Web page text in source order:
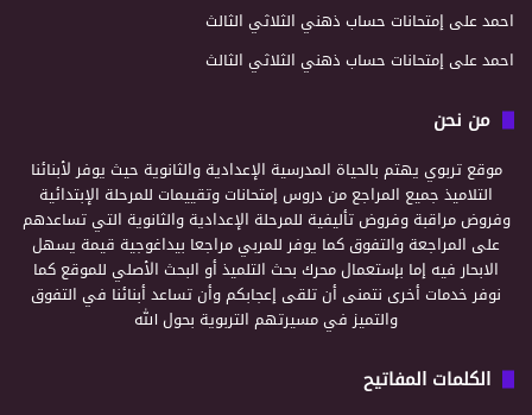
احمدعلى إمتحانات حساب ذهني الثلاثي الثالث
احمدعلى إمتحانات حساب ذهني الثلاثي الثالث
من نحن
موقع تربوي يهتم بالحياة المدرسية الإعدادية والثانوية حيث يوفر لأبنائنا
التلاميذ جميع المراجع من دروس إمتحانات وتقييمات للمرحلة الإبتدائية
وفروض مراقبة وفروض تأليفية للمرحلة الإعدادية والثانوية التي تساعدهم
على المراجعة والتفوق كما يوفر للمربي مراجعا بيداغوجية قيمة يسهل
الابحار فيه إما بإستعمال محرك بحث التلميذ أو البحث الأصلي للموقع كما
نوفر خدمات أخرى نتمنى أن تلقى إعجابكم وأن تساعد أبنائنا في التفوق
والتميز في مسيرتهم التربوية بحول الله
الكلمات المفاتيح